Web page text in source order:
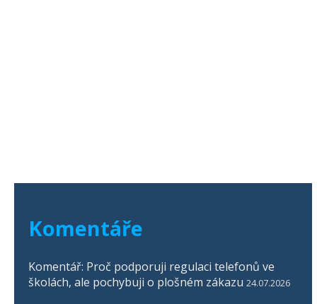
Komentáře
Komentář: Proč podporuji regulaci telefonů ve
školách, ale pochybuji o plošném zákazu 24.07.2026